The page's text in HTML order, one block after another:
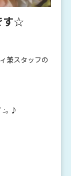
す☆
兼スタッフの
｡ ♪